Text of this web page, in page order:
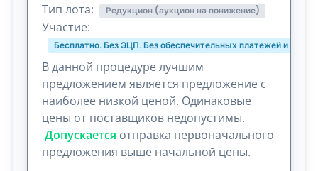
Тип лота: Редукцион (аукцион на понижение)
Участие:
Бесплатно. Без ЭЦП. Без обеспечительных платежей и
В данной процедуре лучшим
предложением является предложение с
наиболее низкой ценой. Одинаковые
цены от поставщиков недопустимы.
Допускается отправка первоначального
предложения выше начальной цены.